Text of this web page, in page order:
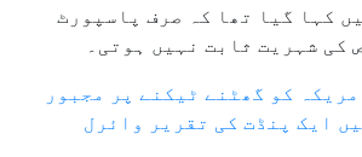
کہا گیا تھا کہ صرف پاسپورٹ
کی شہریت ثابت نہیں ہوتی۔
کو گھٹنے ٹیکنے پر مجبور
ایک پنڈت کی تقریر وائرل